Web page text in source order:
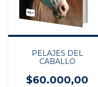
PELAJES DEL
CABALLO
$60.000,00